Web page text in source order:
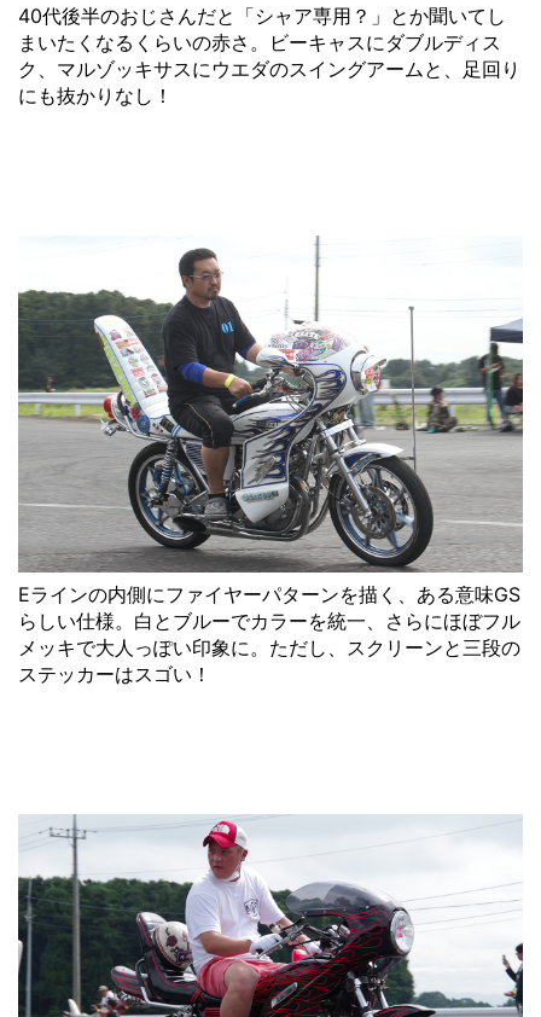
40代後半のおじさんだと「シャア専用？」とか聞いてし
まいたくなるくらいの赤さ。ビーキャスにダブルディス
ク、マルゾッキサスにウエダのスイングアームと、足回り
にも抜かりなし！
Eラインの内側にファイヤーパターンを描く、ある意味GS
らしい仕様。白とブルーでカラーを統一、さらにほぼフル
メッキで大人っぽい印象に。ただし、スクリーンと三段の
ステッカーはスゴい！